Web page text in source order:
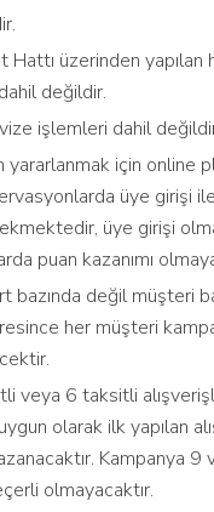
Hattı üzerinden yapılan
değildir.
işlemleri dahil
yararlanmak için online
üye girişi
üye girişi
puan kazanımı
bazında değil müşteri
her müşteri
veya 6 taksitli
olarak ilk yapılan
Kampanya
olmayacaktır.